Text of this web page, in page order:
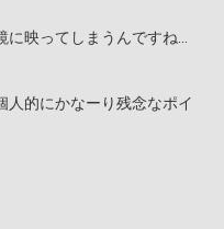
に映ってしまうんですね…
人的にかなーり残念なポイ